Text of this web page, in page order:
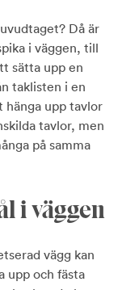
Då är
i väggen, till
sätta upp en
taklisten i en
hänga upp tavlor
tavlor, men
på samma
i väggen
vägg kan
upp och fästa